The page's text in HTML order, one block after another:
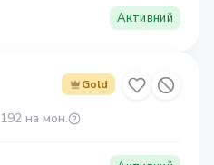
Активний
Gold
192 на мон.